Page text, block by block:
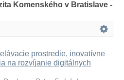
Komenského v Bratislave -
prostredie, inovatívne
na rozvíjanie digitálnych